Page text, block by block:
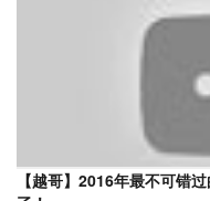
【越哥】2016年最不可错